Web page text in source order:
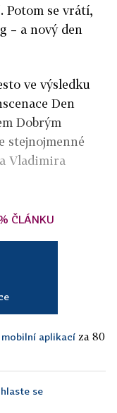
Potom se vrátí,
– a nový den
ve výsledku
Den
Dobrým
stejnojmenné
Vladimira
ČLÁNKU
mobilní aplikací za 80
se